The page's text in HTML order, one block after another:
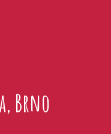
Brno